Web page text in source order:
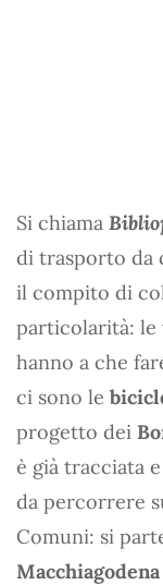
Si chiama
di trasporto da
il compito di
particolarità: le
hanno a che
ci sono le
progetto dei
è già tracciata
da percorrere
Comuni: si
Macchiagodena